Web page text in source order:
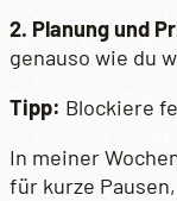
2. Planung und
genauso wie du
Tipp: Blockiere
In meiner
für kurze